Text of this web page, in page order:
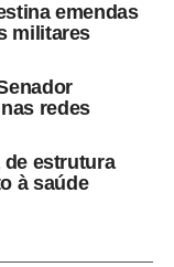
emendas
militares
redes
de estrutura
à saúde